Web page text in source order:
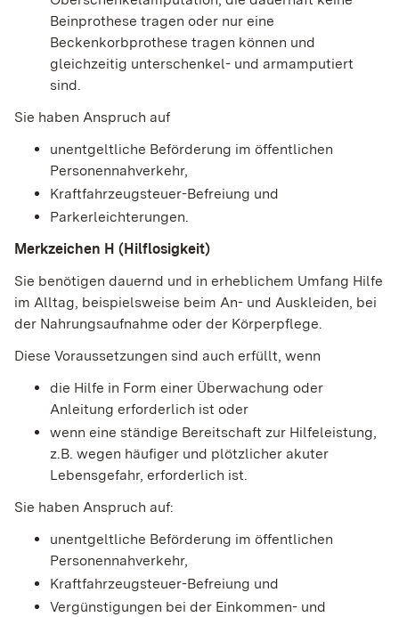
Beinprothese tragen oder nur eine
Beckenkorbprothese tragen können und
gleichzeitig unterschenkel- und armamputiert
sind.
Sie haben Anspruch auf
unentgeltliche Beförderung im öffentlichen
Personennahverkehr,
Kraftfahrzeugsteuer-Befreiung und
Parkerleichterungen.
Merkzeichen H (Hilflosigkeit)
Sie benötigen dauernd und in erheblichem Umfang Hilfe
im Alltag, beispielsweise beim An- und Auskleiden, bei
der Nahrungsaufnahme oder der Körperpflege.
Diese Voraussetzungen sind auch erfüllt, wenn
die Hilfe in Form einer Überwachung oder
Anleitung erforderlich ist oder
wenn eine ständige Bereitschaft zur Hilfeleistung,
z.B. wegen häufiger und plötzlicher akuter
Lebensgefahr, erforderlich ist.
Sie haben Anspruch auf:
unentgeltliche Beförderung im öffentlichen
Personennahverkehr,
Kraftfahrzeugsteuer-Befreiung und
Vergünstigungen bei der Einkommen- und